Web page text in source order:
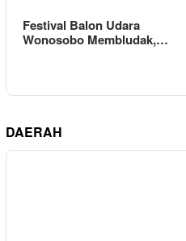
Festival Balon Udara
Wonosobo Membludak,…
DAERAH